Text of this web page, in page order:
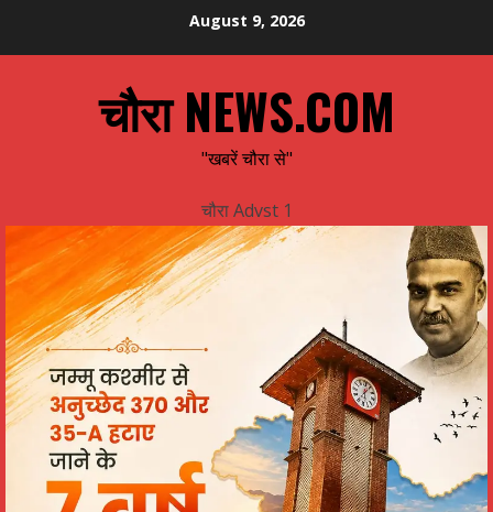
August 9, 2026
चौरा NEWS.COM
"खबरें चौरा से"
चौरा Advst 1